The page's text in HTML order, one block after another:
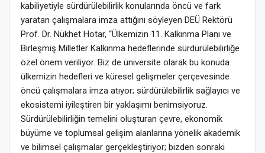
kabiliyetiyle sürdürülebilirlik konularında öncü ve fark
yaratan çalışmalara imza attığını söyleyen DEÜ Rektörü
Prof. Dr. Nükhet Hotar, “Ülkemizin 11. Kalkınma Planı ve
Birleşmiş Milletler Kalkınma hedeflerinde sürdürülebilirliğe
özel önem veriliyor. Biz de üniversite olarak bu konuda
ülkemizin hedefleri ve küresel gelişmeler çerçevesinde
öncü çalışmalara imza atıyor; sürdürülebilirlik sağlayıcı ve
ekosistemi iyileştiren bir yaklaşımı benimsiyoruz.
Sürdürülebilirliğin temelini oluşturan çevre, ekonomik
büyüme ve toplumsal gelişim alanlarına yönelik akademik
ve bilimsel çalışmalar gerçekleştiriyor; bizden sonraki